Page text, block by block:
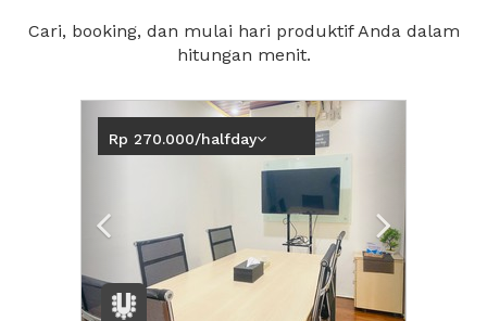
Cari, booking, dan mulai hari produktif Anda dalam
hitungan menit.
Previous
Rp 270.000/halfday